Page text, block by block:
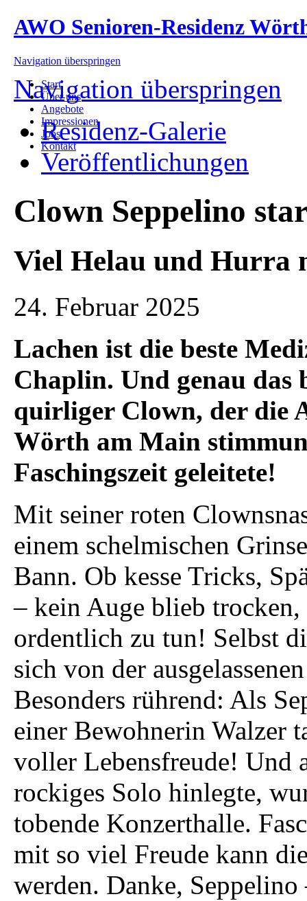
AWO Senioren-Residenz
Navigation überspringen
Start
Über uns
Angebote
Impressionen
Jobs
Kontakt
Navigation überspringen
Residenz-Galerie
Veröffentlichungen
Clown Seppelino
Viel Helau und Hurra
24. Februar 2025
Lachen ist die beste
Chaplin. Und genau das
quirliger Clown, der die
Wörth am Main
Faschingszeit geleitete!
Mit seiner roten
einem schelmischen
Bann. Ob kesse Tricks,
– kein Auge blieb
ordentlich zu tun! Selbst
sich von der
Besonders rührend: Als
einer Bewohnerin Walzer
voller Lebensfreude! Und
rockiges Solo hinlegte,
tobende Konzerthalle.
mit so viel Freude kann
werden. Danke, Seppelino